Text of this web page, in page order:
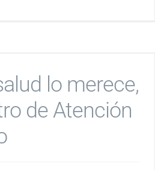
lo merece,
de Atención